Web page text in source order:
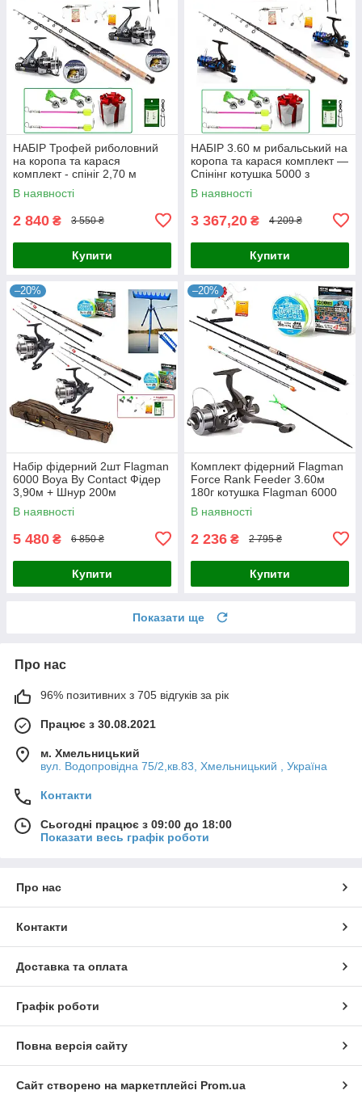
НАБІР Трофей риболовний
на коропа та карася
комплект - спініг 2,70 м
котушка 5000 з
бейтраннером
В наявності
2 840 ₴ 3 550 ₴
Купити
НАБІР 3.60 м рибальський на
коропа та карася комплект —
Спінінг котушка 5000 з
бейтранером
В наявності
3 367,20 ₴ 4 209 ₴
Купити
–20%
Набір фідерний 2шт Flagman
6000 Boya By Contact Фідер
3,90м + Шнур 200м
В наявності
5 480 ₴ 6 850 ₴
Купити
–20%
Комплект фідерний Flagman
Force Rank Feeder 3.60м
180г котушка Flagman 6000
Шнур 200м
В наявності
2 236 ₴ 2 795 ₴
Купити
Показати ще
Про нас
96% позитивних з 705 відгуків за рік
Працює з 30.08.2021
м. Хмельницький
вул. Водопровідна 75/2,кв.83, Хмельницький , Україна
Контакти
Сьогодні працює з 09:00 до 18:00
Показати весь графік роботи
Про нас
Контакти
Доставка та оплата
Графік роботи
Повна версія сайту
Сайт створено на маркетплейсі Prom.ua